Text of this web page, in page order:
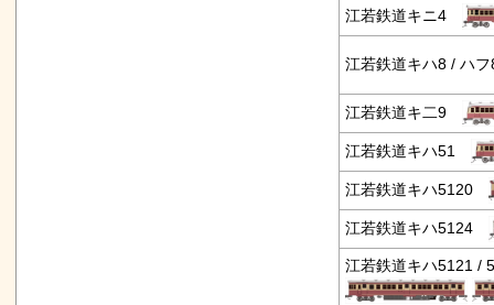
江若鉄道キニ4
江若鉄道キハ8 / ハ
江若鉄道キ二9
江若鉄道キハ51
江若鉄道キハ5120
江若鉄道キハ5124
江若鉄道キハ5121 /